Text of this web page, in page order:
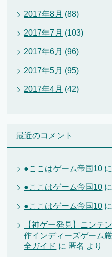
2017年8月 (88)
2017年7月 (103)
2017年6月 (96)
2017年5月 (95)
2017年4月 (42)
最近のコメント
●ここはゲーム帝国10
●ここはゲーム帝国10
●ここはゲーム帝国10
【神ゲー発見】ニンテ
作インディーズゲーム
全ガイド に 匿名 より